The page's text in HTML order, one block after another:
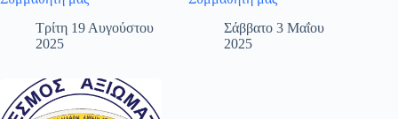
Τρίτη 19 Αυγούστου
2025
Σάββατο 3 Μαΐου
2025